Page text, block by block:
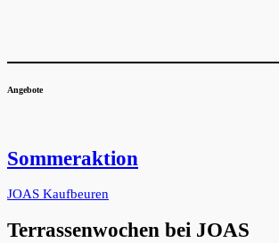
Angebote
Sommeraktion
JOAS Kaufbeuren
Terrassenwochen bei JOAS